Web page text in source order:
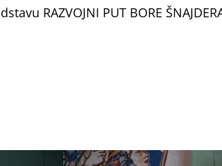
RAZVOJNI PUT BORE